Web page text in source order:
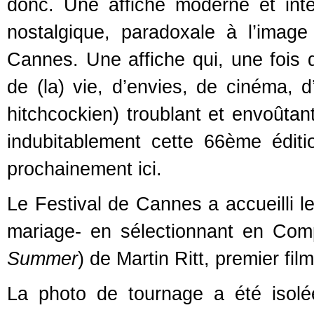
donc. Une affiche moderne et
nostalgique, paradoxale à
Cannes. Une affiche qui, une fois
de (la) vie, d’envies, de cinéma,
hitchcockien) troublant et
indubitablement cette 66ème
prochainement ici.
Le Festival de Cannes a accueilli
mariage- en sélectionnant en
Summer) de Martin Ritt, premier
La photo de tournage a été